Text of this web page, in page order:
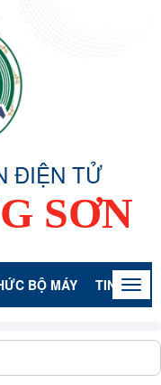
ĐIỆN TỬ
SƠN
BỘ MÁY TIN TỨC -